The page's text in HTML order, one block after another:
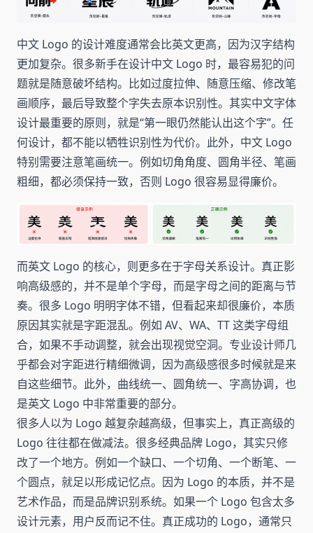
中文 Logo 的设计难度通常会比英文更高，因为汉字结构
更加复杂。很多新手在设计中文 Logo 时，最容易犯的问
题就是随意破坏结构。比如过度拉伸、随意压缩、修改笔
画顺序，最后导致整个字失去原本识别性。其实中文字体
设计最重要的原则，就是“第一眼仍然能认出这个字”。任
何设计，都不能以牺牲识别性为代价。此外，中文 Logo
特别需要注意笔画统一。例如切角角度、圆角半径、笔画
粗细，都必须保持一致，否则 Logo 很容易显得廉价。
而英文 Logo 的核心，则更多在于字母关系设计。真正影
响高级感的，并不是单个字母，而是字母之间的距离与节
奏。很多 Logo 明明字体不错，但看起来却很廉价，本质
原因其实就是字距混乱。例如 AV、WA、TT 这类字母组
合，如果不手动调整，就会出现视觉空洞。专业设计师几
乎都会对字距进行精细微调，因为高级感很多时候就是来
自这些细节。此外，曲线统一、圆角统一、字高协调，也
是英文 Logo 中非常重要的部分。
很多人以为 Logo 越复杂越高级，但事实上，真正高级的
Logo 往往都在做减法。很多经典品牌 Logo，其实只修
改了一个地方。例如一个缺口、一个切角、一个断笔、一
个圆点，就足以形成记忆点。因为 Logo 的本质，并不是
艺术作品，而是品牌识别系统。如果一个 Logo 包含太多
设计元素，用户反而记不住。真正成功的 Logo，通常只